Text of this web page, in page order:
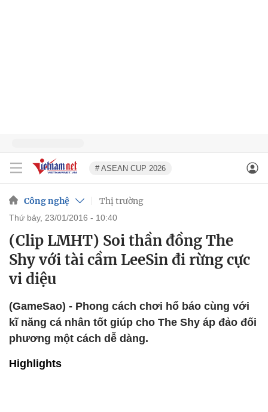
# ASEAN CUP 2026
Công nghệ Thị trường
thứ bảy, 23/01/2016 - 10:40
(Clip LMHT) Soi thần đồng The
Shy với tài cầm LeeSin đi rừng cực
vi diệu
(GameSao) - Phong cách chơi hổ báo cùng với
kĩ năng cá nhân tốt giúp cho The Shy áp đảo đối
phương một cách dễ dàng.
Highlights